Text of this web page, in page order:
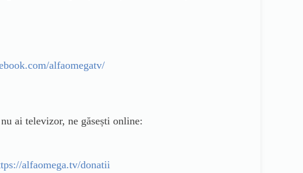
alfaomegatv/
ai televizor, ne găsești online:
alfaomega.tv/donatii